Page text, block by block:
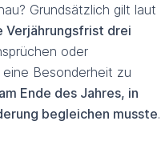
Grundsätzlich gilt laut
Verjährungsfrist drei
oder
Besonderheit zu
Ende des Jahres, in
begleichen musste.